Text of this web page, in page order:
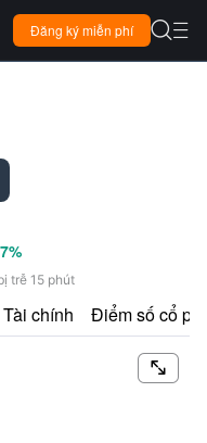
Đăng ký miễn phí  
trễ 15 phút
Tài chính Điểm số cổ
